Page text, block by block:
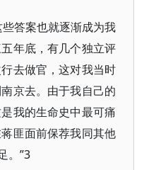
答案也就逐渐成为我
年底，有几个独立评
去做官，这对我当时
京去。由于我自己的
我的生命史中最可痛
匪面前保荐我同其他
。”3